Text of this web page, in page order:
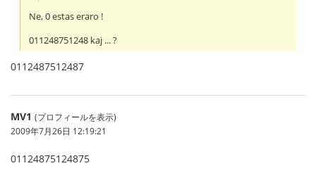
Ne, 0 estas eraro !
011248751248 kaj ... ?
0112487512487
MV1 (プロフィールを表示)
2009年7月26日 12:19:21
01124875124875